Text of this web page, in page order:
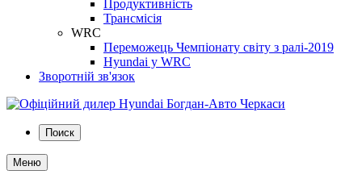
Продуктивність
Трансмісія
WRC
Переможець Чемпіонату світу з ралі-2019
Hyundai у WRC
Зворотній зв'язок
Поиск
Меню